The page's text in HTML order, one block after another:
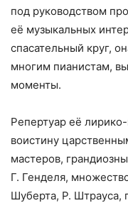
под руководством
её музыкальных
спасательный круг,
многим пианистам,
моменты.
Репертуар её
воистину
мастеров,
Г. Генделя,
Шуберта, Р.